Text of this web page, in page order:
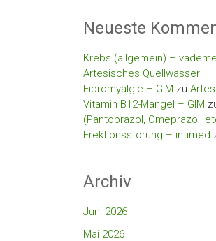
Neueste
Krebs (allgemein) –
Artesisches Quellwasser
Fibromyalgie – GIM zu
Vitamin B12-Mangel – GIM
(Pantoprazol, Omeprazol,
Erektionsstörung – intimed
Archiv
Juni 2026
Mai 2026